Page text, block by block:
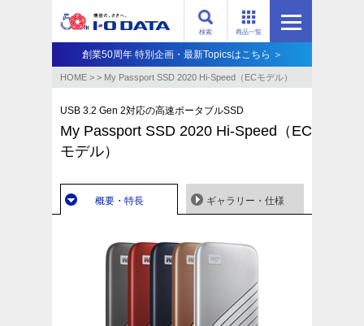
商品一覧
検索
創業50周年 特別企画・最新Topicsはこちら ＞
HOME > > My Passport SSD 2020 Hi-Speed（ECモデル）
USB 3.2 Gen 2対応の高速ポータブルSSD
My Passport SSD 2020 Hi-Speed（EC
モデル）
概要・特長 ギャラリー・仕様